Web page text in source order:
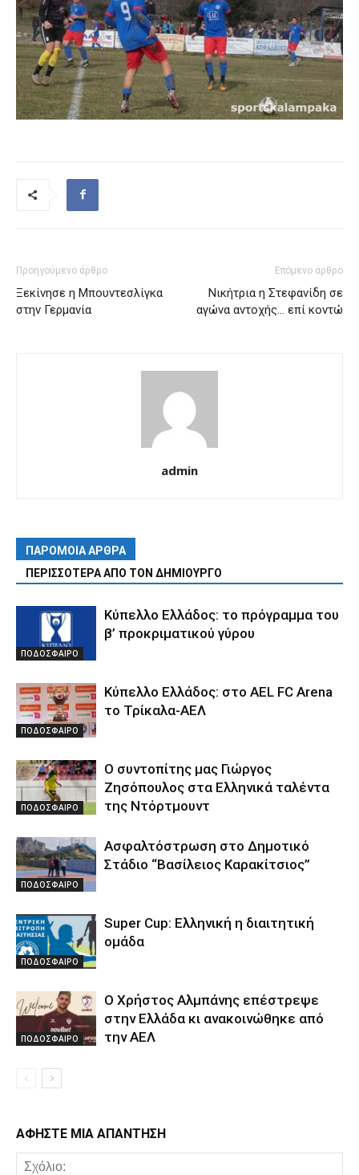
Προηγούμενο άρθρο
Ξεκίνησε η Μπουντεσλίγκα
στην Γερμανία
Επόμενο άρθρο
Νικήτρια η Στεφανίδη σε
αγώνα αντοχής… επί κοντώ
admin
ΠΑΡΟΜΟΙΑ ΑΡΘΡΑ
ΠΕΡΙΣΣΟΤΕΡΑ ΑΠΟ ΤΟΝ ΔΗΜΙΟΥΡΓΟ
ΠΟΔΟΣΦΑΙΡΟ
Κύπελλο Ελλάδος: το πρόγραμμα του
β’ προκριματικού γύρου
ΠΟΔΟΣΦΑΙΡΟ
Κύπελλο Ελλάδος: στο AEL FC Arena
το Τρίκαλα-ΑΕΛ
ΠΟΔΟΣΦΑΙΡΟ
Ο συντοπίτης μας Γιώργος
Ζησόπουλος στα Ελληνικά ταλέντα
της Ντόρτμουντ
ΠΟΔΟΣΦΑΙΡΟ
Ασφαλτόστρωση στο Δημοτικό
Στάδιο “Βασίλειος Καρακίτσιος”
ΠΟΔΟΣΦΑΙΡΟ
Super Cup: Ελληνική η διαιτητική
ομάδα
ΠΟΔΟΣΦΑΙΡΟ
Ο Χρήστος Αλμπάνης επέστρεψε
στην Ελλάδα κι ανακοινώθηκε από
την ΑΕΛ
ΑΦΗΣΤΕ ΜΙΑ ΑΠΑΝΤΗΣΗ